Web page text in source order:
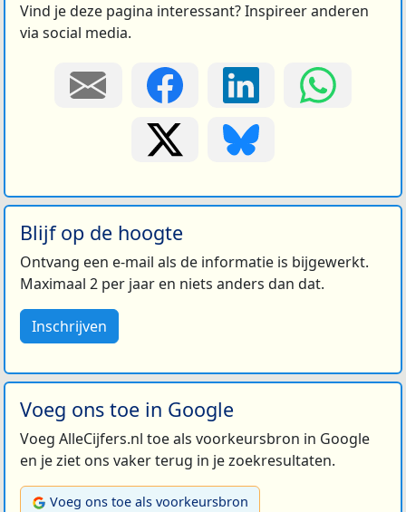
Vind je deze pagina interessant? Inspireer anderen
via social media.
Blijf op de hoogte
Ontvang een e-mail als de informatie is bijgewerkt.
Maximaal 2 per jaar en niets anders dan dat.
Inschrijven
Voeg ons toe in Google
Voeg AlleCijfers.nl toe als voorkeursbron in Google
en je ziet ons vaker terug in je zoekresultaten.
Voeg ons toe als voorkeursbron